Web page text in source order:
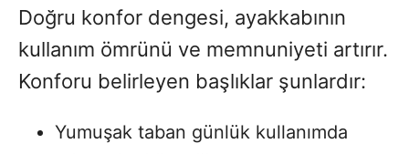
Doğru konfor dengesi, ayakkabının
kullanım ömrünü ve memnuniyeti artırır.
Konforu belirleyen başlıklar şunlardır:
Yumuşak taban günlük kullanımda